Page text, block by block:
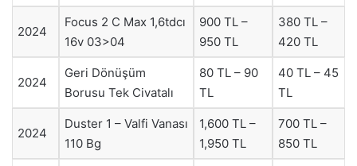
2024
Focus 2 C Max 1,6tdcı
16v 03>04
900 TL –
950 TL
380 TL –
420 TL
2024
Geri Dönüşüm
Borusu Tek Civatalı
80 TL – 90
TL
40 TL – 45
TL
2024
Duster 1 – Valfi Vanası
110 Bg
1,600 TL –
1,950 TL
700 TL –
850 TL